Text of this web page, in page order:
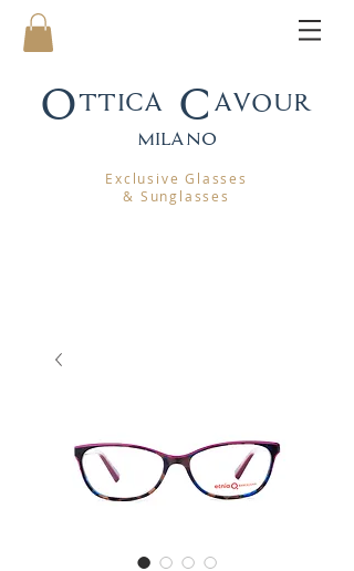
Ottica Cavour
milano
Exclusive Glasses
& Sunglasses